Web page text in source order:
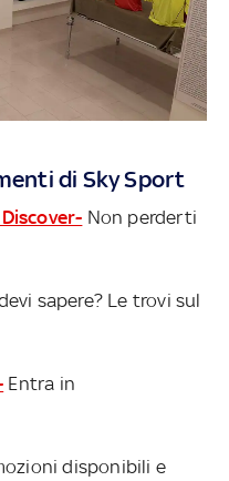
di Sky Sport
Non perderti
sapere? Le trovi sul
Entra in
disponibili e